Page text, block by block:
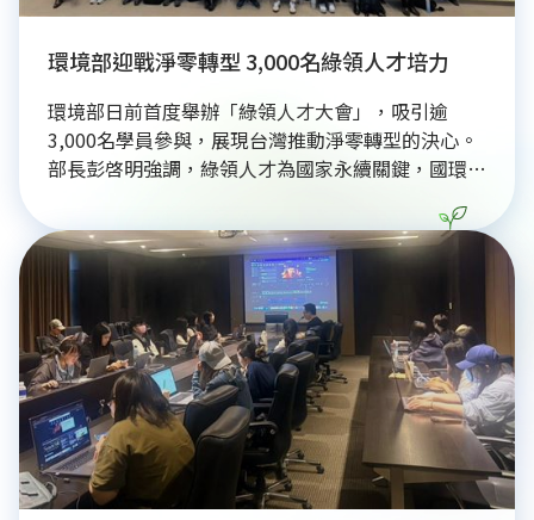
環境部迎戰淨零轉型 3,000名綠領人才培力
環境部日前首度舉辦「綠領人才大會」，吸引逾
3,000名學員參與，展現台灣推動淨零轉型的決心。
部長彭啓明強調，綠領人才為國家永續關鍵，國環院
規範納入教材，協助在職人士與學生接軌產業需求。
同時，三立集團積極響應永續趨勢，全額補助員工考
取永續管理師證照，將永續目標納入KPI管理。面對
全球淨零浪潮，政府致力透過「綠領人才資訊平臺」
整合產官學資源，培育具備實務經驗的專業人才，助
力台灣企業在全球供應鏈中提升競爭力，加速邁向
2050淨零排放目標。